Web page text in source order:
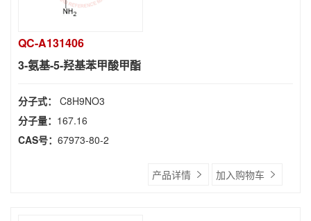
QC-A131406
3-氨基-5-羟基苯甲酸甲酯
分子式： C8H9NO3
分子量： 167.16
CAS号： 67973-80-2
产品详情 加入购物车